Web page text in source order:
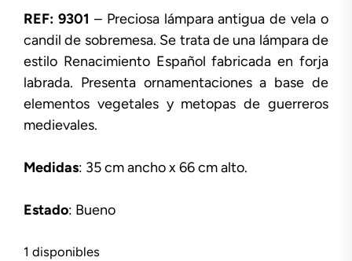
REF: 9301 – Preciosa lámpara antigua de vela o
candil de sobremesa. Se trata de una lámpara de
estilo Renacimiento Español fabricada en forja
labrada. Presenta ornamentaciones a base de
elementos vegetales y metopas de guerreros
medievales.
Medidas: 35 cm ancho x 66 cm alto.
Estado: Bueno
1 disponibles